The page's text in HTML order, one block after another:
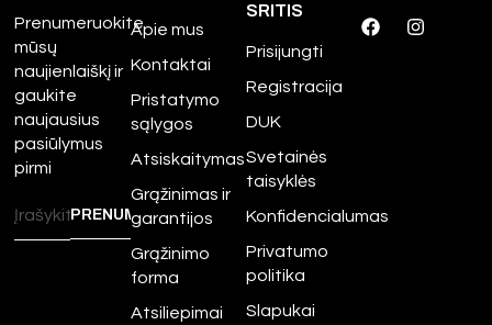
Prenumeruokite
mūsų
naujienlaiškį ir
gaukite
naujausius
pasiūlymus
pirmi
Apie mus
Kontaktai
Pristatymo
sąlygos
Atsiskaitymas
Grąžinimas ir
garantijos
Grąžinimo
forma
Atsiliepimai
SRITIS
Prisijungti
Registracija
DUK
Svetainės
taisyklės
Konfidencialumas
Privatumo
politika
Slapukai